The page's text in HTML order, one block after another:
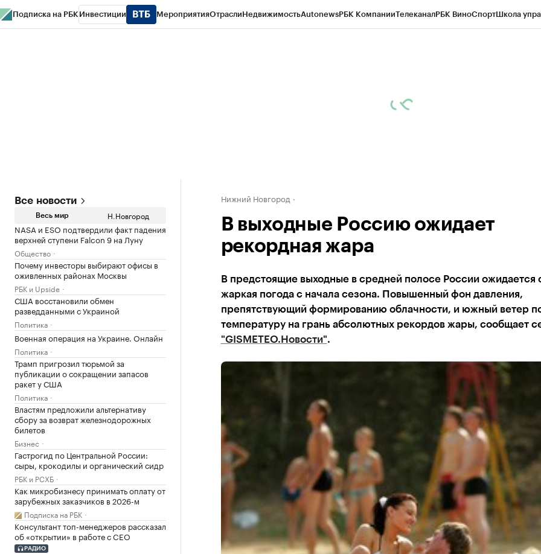
Подписка на РБК Инвестиции МероприятияОтраслиНедвижимостьAutonewsРБК КомпанииТелеканалРБК ВиноСпортШкола
Все новости
Весь мир Н.Новгород
NASA и ESO подтвердили факт падения
верхней ступени Falcon 9 на Луну
Общество
Почему инвесторы выбирают офисы в
оживленных районах Москвы
РБК и Upside
США восстановили обмен
разведданными с Украиной
Политика
Военная операция на Украине. Онлайн
Политика
Трамп пригрозил тюрьмой за
публикации о сокращении запасов
ракет у США
Политика
Властям предложили альтернативу
сбору за возврат железнодорожных
билетов
Бизнес
Гастрогид по Центральной России:
сыры, крокодилы и органический сидр
РБК и РСХБ
Как микробизнесу принимать оплату от
зарубежных заказчиков в 2026-м
Подписка на РБК
Консультант топ-менеджеров рассказал
об «открытии» в работе с CEO
РАДИО
Нижний Новгород
В выходные Россию ожидает
рекордная жара
В предстоящие выходные в средней полосе России ожидается
жаркая погода с начала сезона. Повышенный фон давления,
препятствующий формированию облачности, и южный ветер
температуру на грань абсолютных рекордов жары, сообщает
"GISMETEO.Новости".